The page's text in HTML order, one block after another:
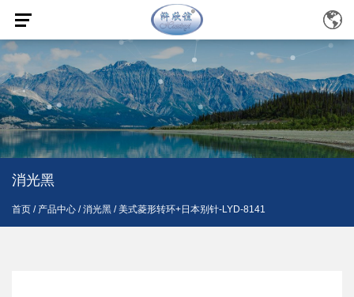
消光黑
首页 / 产品中心 /消光黑 /美式菱形转环+日本别针-LYD-8141